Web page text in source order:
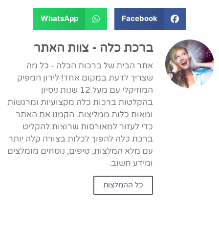
Facebook
WhatsApp
ברכת כלה - צוות האתר
אתר הבית של ברכות הכלה - כל מה
שצריך לדעת במקום אחד! לירון המפיק
המוזיקלי עם מעל 12 שנות ניסיון
בהקלטות ברכות כלה מקצועיות ומרגשות
ומאות כלות ממליצות. הקמנו את האתר
כדי לעזור למאורסות שרוצות להקליט
ברכת כלה להפוך לכלות בצורה קלה יותר
עם מלא המלצות, טיפים, נוסחים מומלצים
ומידע חשוב.
כל ההמלצות